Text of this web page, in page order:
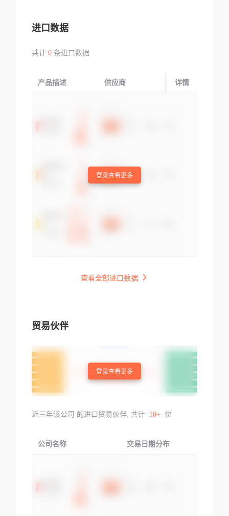
进口数据
共计 0条进口数据
产品描述 供应商 起运国/地区
详情
登录查看更多
查看全部进口数据
贸易伙伴
登录查看更多
近三年该公司 的进口贸易伙伴, 共计 10+ 位
公司名称 交易日期分布